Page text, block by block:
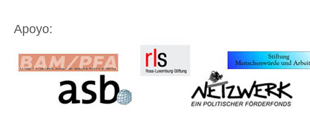
Apoyo: